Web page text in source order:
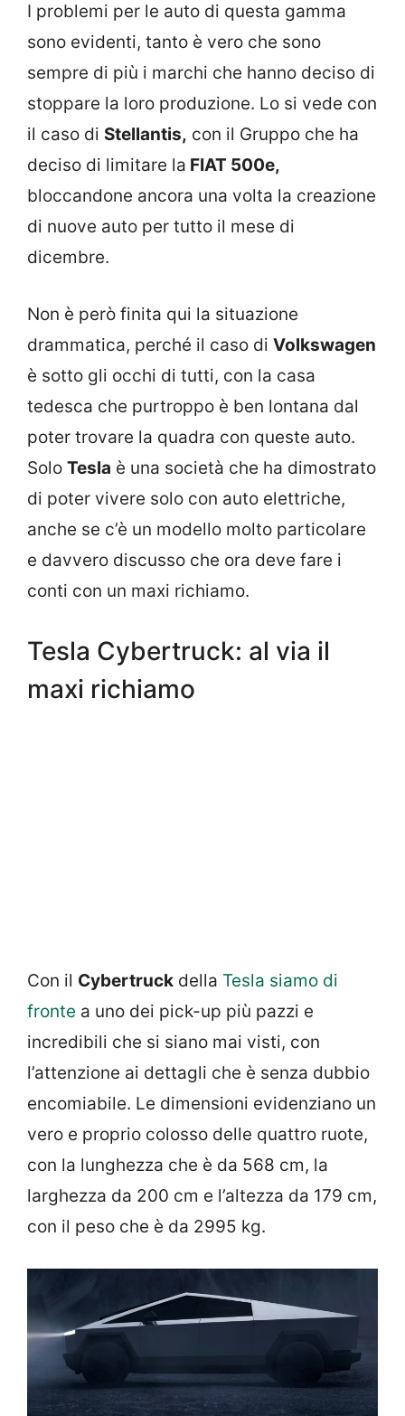
I problemi per le auto di questa gamma
sono evidenti, tanto è vero che sono
sempre di più i marchi che hanno deciso di
stoppare la loro produzione. Lo si vede con
il caso di Stellantis, con il Gruppo che ha
deciso di limitare la FIAT 500e,
bloccandone ancora una volta la creazione
di nuove auto per tutto il mese di
dicembre.
Non è però finita qui la situazione
drammatica, perché il caso di Volkswagen
è sotto gli occhi di tutti, con la casa
tedesca che purtroppo è ben lontana dal
poter trovare la quadra con queste auto.
Solo Tesla è una società che ha dimostrato
di poter vivere solo con auto elettriche,
anche se c’è un modello molto particolare
e davvero discusso che ora deve fare i
conti con un maxi richiamo.
Tesla Cybertruck: al via il
maxi richiamo
Con il Cybertruck della Tesla siamo di
fronte a uno dei pick-up più pazzi e
incredibili che si siano mai visti, con
l’attenzione ai dettagli che è senza dubbio
encomiabile. Le dimensioni evidenziano un
vero e proprio colosso delle quattro ruote,
con la lunghezza che è da 568 cm, la
larghezza da 200 cm e l’altezza da 179 cm,
con il peso che è da 2995 kg.